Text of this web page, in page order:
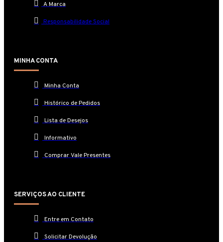
A Marca
Responsabilidade Social
MINHA CONTA
Minha Conta
Histórico de Pedidos
Lista de Desejos
Informativo
Comprar Vale Presentes
SERVIÇOS AO CLIENTE
Entre em Contato
Solicitar Devolução